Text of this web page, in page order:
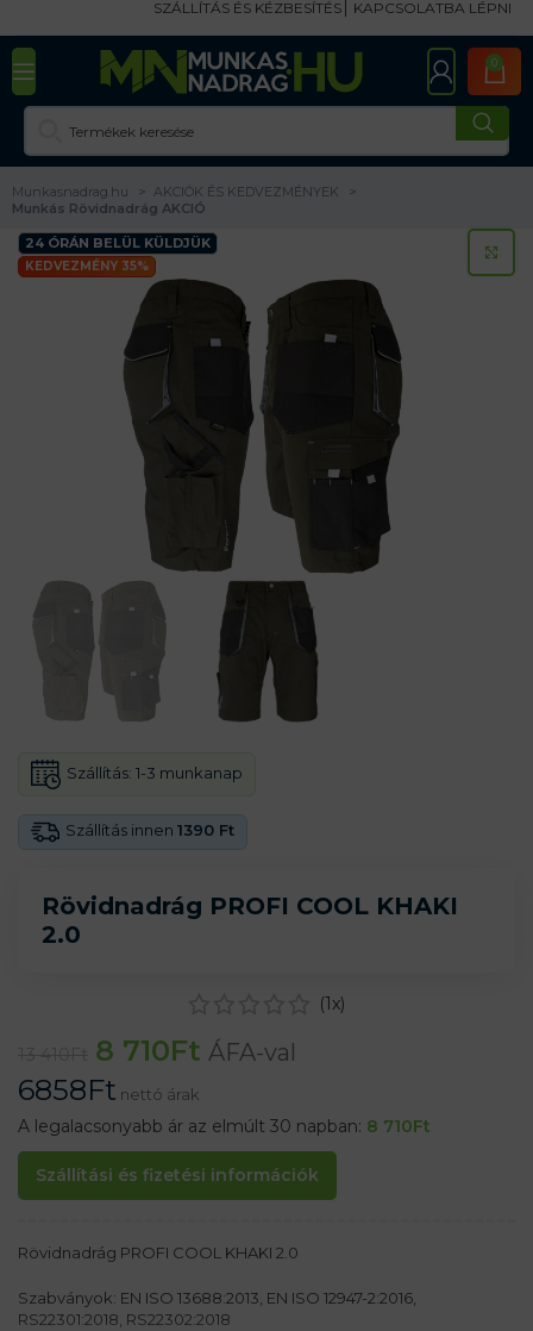
SZÁLLÍTÁS ÉS KÉZBESÍTÉS KAPCSOLATBA LÉPNI
0
Munkasnadrag.hu
AKCIÓK ÉS KEDVEZMÉNYEK
Munkás Rövidnadrág AKCIÓ
24 ÓRÁN BELÜL KÜLDJÜK
KEDVEZMÉNY 35%
Rövidnadrág PROFI COOL KHAKI
2.0
Szállítás innen 1390 Ft
Szállítás: 1-3 munkanap
(1x)
8 710Ft ÁFA-val
6858Ft nettó árak
A legalacsonyabb ár az elmúlt 30 napban: 8 710Ft
Szállítási és fizetési információk
Rövidnadrág PROFI COOL KHAKI 2.0
Szabványok: EN ISO 13688:2013, EN ISO 12947-2:2016,
RS22301:2018, RS22302:2018